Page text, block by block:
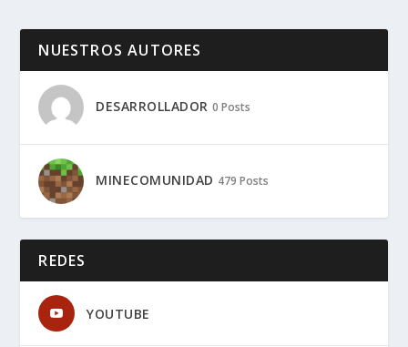
NUESTROS AUTORES
DESARROLLADOR 0 Posts
MINECOMUNIDAD 479 Posts
REDES
YOUTUBE